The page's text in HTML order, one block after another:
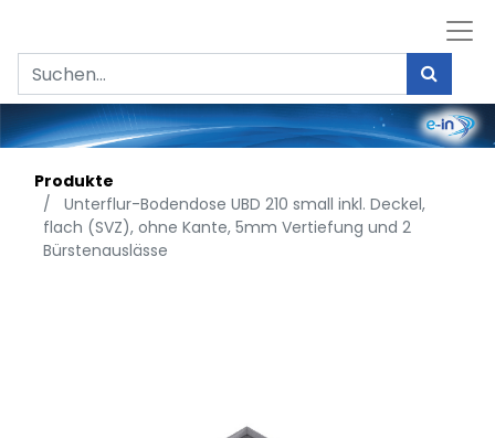
Produkte
Unterflur-Bodendose UBD 210 small inkl. Deckel,
flach (SVZ), ohne Kante, 5mm Vertiefung und 2
Bürstenauslässe